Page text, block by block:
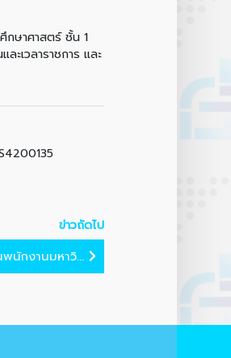
ษาศาสตร์ ชั้น 1
ะเวลาราชการ และ
ข่าวถัดไป
นักงานมหาวิ...